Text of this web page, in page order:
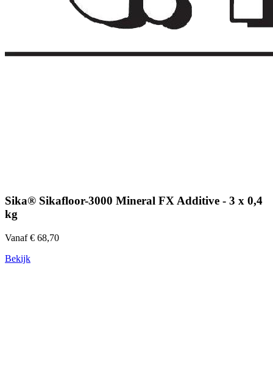
Sika® Sikafloor-3000 Mineral FX Additive - 3 x 0,4
kg
Vanaf € 68,70
Bekijk